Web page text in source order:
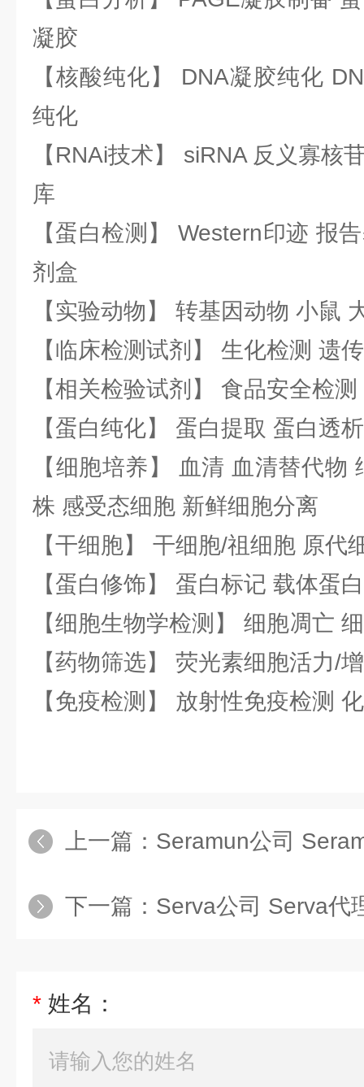
凝胶
【核酸纯化】 DNA凝胶纯化
纯化
【RNAi技术】 siRNA 反义寡核
库
【蛋白检测】 Western印迹 报
剂盒
【实验动物】 转基因动物 小鼠
【临床检测试剂】 生化检测 遗
【相关检验试剂】 食品安全检
【蛋白纯化】 蛋白提取 蛋白透
【细胞培养】 血清 血清替代物
株 感受态细胞 新鲜细胞分离
【干细胞】 干细胞/祖细胞 原代
【蛋白修饰】 蛋白标记 载体蛋
【细胞生物学检测】 细胞凋亡
【药物筛选】 荧光素细胞活力/
【免疫检测】 放射性免疫检测
上一篇： Seramun公司
下一篇： Serva公司 Serva代
* 姓名：